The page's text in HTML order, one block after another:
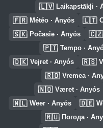
🇱🇻 Laikapstākļi ·
🇫🇷 Météo · Anyós 🇱🇹
🇸🇰 Počasie · Anyós 🇨🇿
🇵🇹 Tempo ·
🇩🇰 Vejret · Anyós 🇷🇸
🇷🇴 Vremea ·
🇳🇴 Været · Anyós
🇳🇱 Weer · Anyós 🇩🇪
🇷🇺 Погода ·